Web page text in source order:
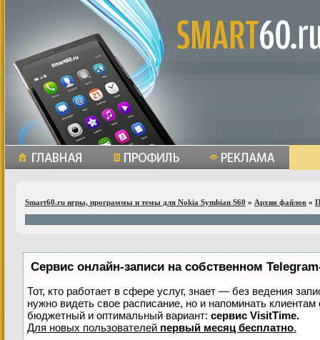
Smart60.ru игры, программы и темы для Nokia Symbian S60 » Архив файлов »
Сервис онлайн-записи на собственном
Тот, кто работает в сфере услуг, знает — без ведения
нужно видеть свое расписание, но и напоминать
бюджетный и оптимальный вариант: сервис VisitTime.
Для новых пользователей первый месяц бесплатно.